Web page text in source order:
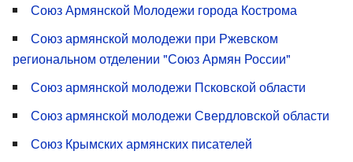
Союз Армянской Молодежи города Кострома
Союз армянской молодежи при Ржевском
региональном отделении "Союз Армян России"
Союз армянской молодежи Псковской области
Союз армянской молодежи Свердловской области
Союз Крымских армянских писателей